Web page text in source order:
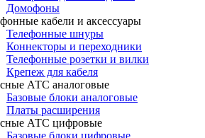
Домофоны
кабели и аксессуары
Телефонные шнуры
Коннекторы и переходники
Телефонные розетки и вилки
Крепеж для кабеля
АТС аналоговые
Базовые блоки аналоговые
Платы расширения
АТС цифровые